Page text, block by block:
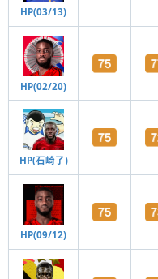
HP(03/13)
HP(02/20)
HP(石崎了)
HP(09/12)